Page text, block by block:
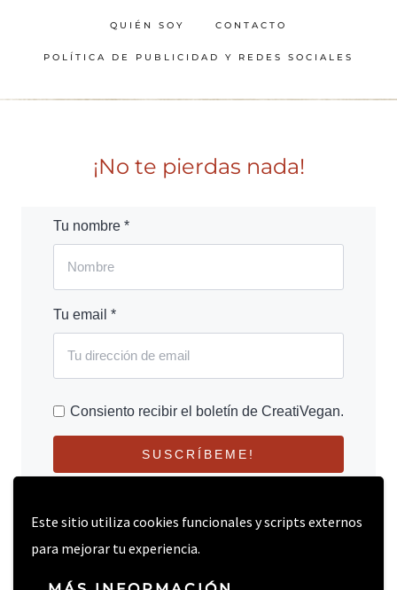
Este sitio utiliza cookies funcionales y scripts externos
para mejorar tu experiencia.
QUIÉN SOY CONTACTO
POLÍTICA DE PUBLICIDAD Y REDES SOCIALES
¡No te pierdas nada!
Tu nombre *
Tu email *
Consiento recibir el boletín de CreatiVegan.
SUSCRÍBEME!